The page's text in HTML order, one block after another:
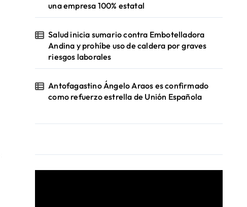
una empresa 100% estatal
Salud inicia sumario contra Embotelladora
Andina y prohíbe uso de caldera por graves
riesgos laborales
Antofagastino Ángelo Araos es confirmado
como refuerzo estrella de Unión Española